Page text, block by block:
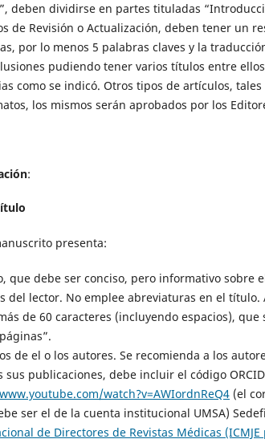
deben dividirse en partes tituladas
de Revisión o Actualización, deben tener un
por lo menos 5 palabras claves y la
pudiendo tener varios títulos entre
como se indicó. Otros tipos de artículos,
los mismos serán aprobados por los
:
presenta:
que debe ser conciso, pero informativo sobre
del lector. No emplee abreviaturas en el
de 60 caracteres (incluyendo espacios),
de el o los autores. Se recomienda a los
sus publicaciones, debe incluir el código
watch?v=AWIordnReQ4 (el
ser el de la cuenta institucional UMSA)
de Directores de Revistas Médicas